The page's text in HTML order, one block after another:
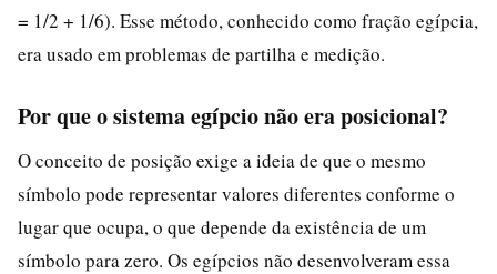
= 1/2 + 1/6). Esse método, conhecido como fração egípcia,
era usado em problemas de partilha e medição.
Por que o sistema egípcio não era posicional?
O conceito de posição exige a ideia de que o mesmo
símbolo pode representar valores diferentes conforme o
lugar que ocupa, o que depende da existência de um
símbolo para zero. Os egípcios não desenvolveram essa